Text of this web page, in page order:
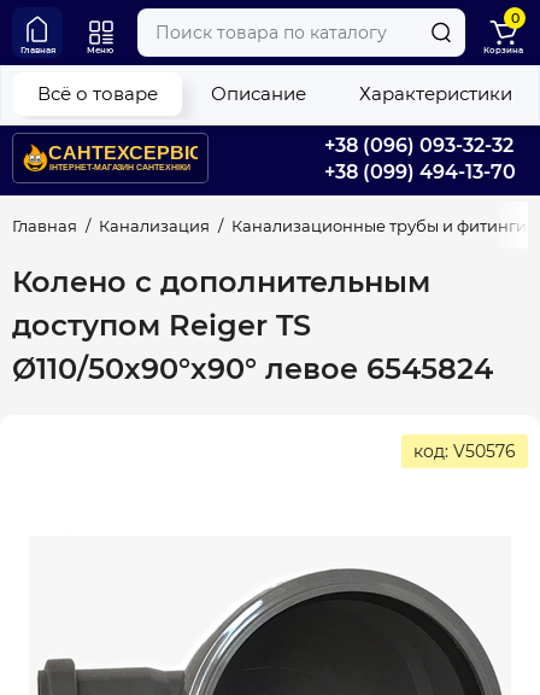
+38 (096) 093-32-32
+38 (099) 494-13-70
Главная Меню
0
Корзина
Главная Канализация Канализационные трубы и фитинги
Колено с дополнительным
доступом Reiger TS
Ø110/50х90°х90° левое 6545824
Всё о товаре Описание Характеристики
код: V50576